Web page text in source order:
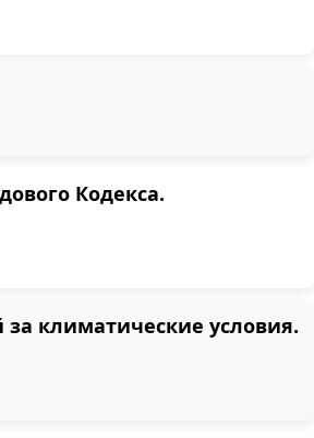
Кодекса.
климатические условия.